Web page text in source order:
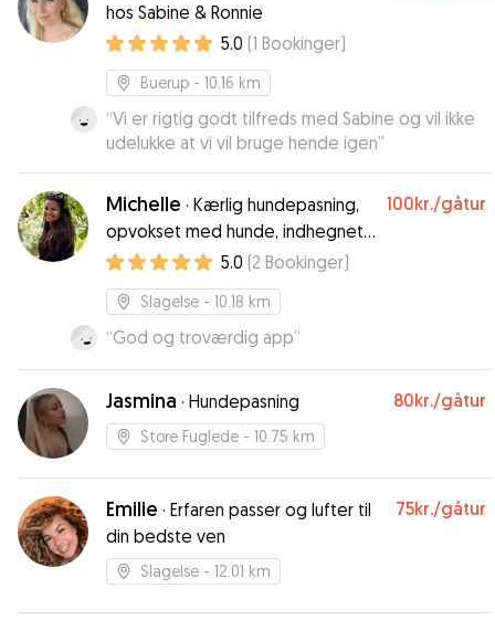
hos Sabine & Ronnie
5.0 (1 Bookinger)
Buerup - 10.16 km
“Vi er rigtig godt tilfreds med Sabine og vil ikke
udelukke at vi vil bruge hende igen”
Michelle · Kærlig hundepasning,
opvokset med hunde, indhegnet
landlig ejendom med stor have 🐶
100kr./gåtur
5.0 (2 Bookinger)
Slagelse - 10.18 km
“God og troværdig app”
Jasmina · Hundepasning 80kr./gåtur
Store Fuglede - 10.75 km
Emilie · Erfaren passer og lufter til
din bedste ven
75kr./gåtur
Slagelse - 12.01 km